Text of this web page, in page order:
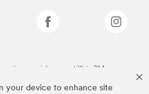
your device to enhance site
är varumärken som tillhör 3M.